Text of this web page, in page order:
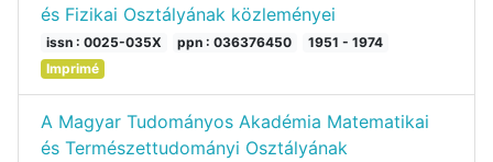
és Fizikai Osztályának közleményei
issn : 0025-035X ppn : 036376450
1951 - 1974
Imprimé
A Magyar Tudományos Akadémia Matematikai
és Természettudományi Osztályának